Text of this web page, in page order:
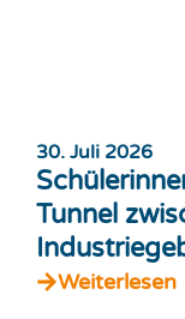
30. Juli 2026
Tunnel
Weiterlesen